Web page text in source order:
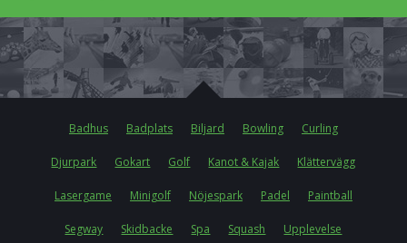
Badhus Badplats Biljard Bowling Curling
Djurpark Gokart Golf Kanot & Kajak Klättervägg
Lasergame Minigolf Nöjespark Padel Paintball
Segway Skidbacke Spa Squash Upplevelse